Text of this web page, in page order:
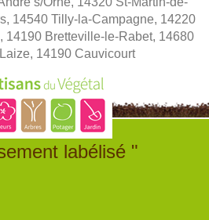
14540 Tilly-la-Campagne, 14220
14190 Bretteville-le-Rabet, 14680
14190 Cauvicourt
labélisé "